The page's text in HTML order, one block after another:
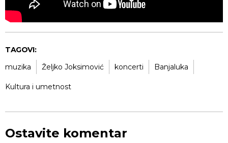
TAGOVI:
muzika
Željko Joksimović koncerti Banjaluka
Kultura i umetnost
Ostavite komentar